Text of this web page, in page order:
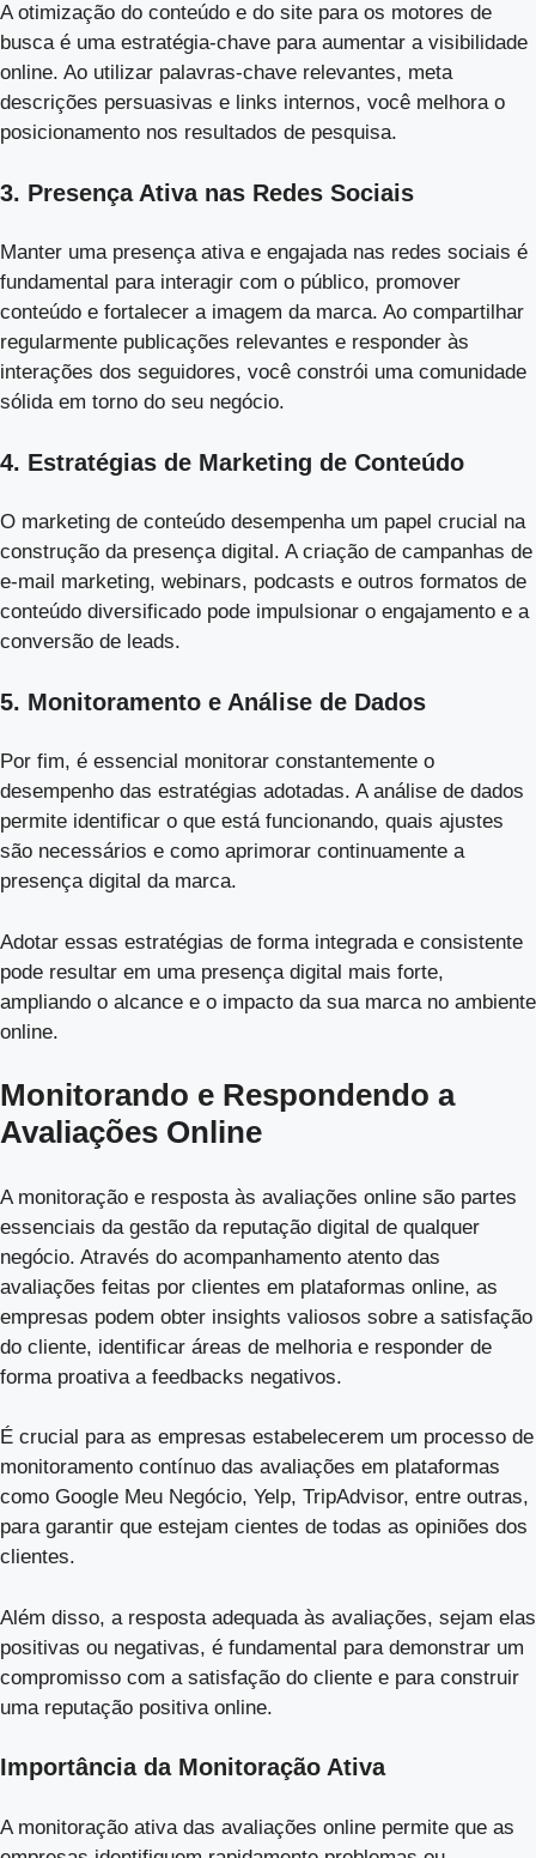
A otimização do conteúdo e do site para os motores de
busca é uma estratégia-chave para aumentar a visibilidade
online. Ao utilizar palavras-chave relevantes, meta
descrições persuasivas e links internos, você melhora o
posicionamento nos resultados de pesquisa.
3. Presença Ativa nas Redes Sociais
Manter uma presença ativa e engajada nas redes sociais é
fundamental para interagir com o público, promover
conteúdo e fortalecer a imagem da marca. Ao compartilhar
regularmente publicações relevantes e responder às
interações dos seguidores, você constrói uma comunidade
sólida em torno do seu negócio.
4. Estratégias de Marketing de Conteúdo
O marketing de conteúdo desempenha um papel crucial na
construção da presença digital. A criação de campanhas de
e-mail marketing, webinars, podcasts e outros formatos de
conteúdo diversificado pode impulsionar o engajamento e a
conversão de leads.
5. Monitoramento e Análise de Dados
Por fim, é essencial monitorar constantemente o
desempenho das estratégias adotadas. A análise de dados
permite identificar o que está funcionando, quais ajustes
são necessários e como aprimorar continuamente a
presença digital da marca.
Adotar essas estratégias de forma integrada e consistente
pode resultar em uma presença digital mais forte,
ampliando o alcance e o impacto da sua marca no ambiente
online.
Monitorando e Respondendo a
Avaliações Online
A monitoração e resposta às avaliações online são partes
essenciais da gestão da reputação digital de qualquer
negócio. Através do acompanhamento atento das
avaliações feitas por clientes em plataformas online, as
empresas podem obter insights valiosos sobre a satisfação
do cliente, identificar áreas de melhoria e responder de
forma proativa a feedbacks negativos.
É crucial para as empresas estabelecerem um processo de
monitoramento contínuo das avaliações em plataformas
como Google Meu Negócio, Yelp, TripAdvisor, entre outras,
para garantir que estejam cientes de todas as opiniões dos
clientes.
Além disso, a resposta adequada às avaliações, sejam elas
positivas ou negativas, é fundamental para demonstrar um
compromisso com a satisfação do cliente e para construir
uma reputação positiva online.
Importância da Monitoração Ativa
A monitoração ativa das avaliações online permite que as